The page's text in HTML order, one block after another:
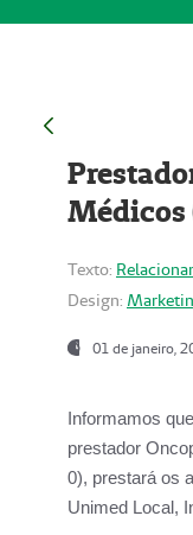
Médicos
Texto:
Design:
01 de janeiro,
Informamos
prestador
0), prestará os
Unimed Local,